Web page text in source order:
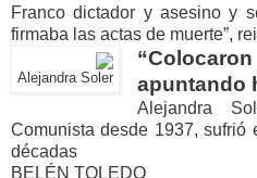
Franco dictador y asesino y
firmaba las actas de muerte”,
Alejandra Soler
apuntando
Alejandra
Comunista desde 1937, sufrió
décadas
BELÉN TOLEDO